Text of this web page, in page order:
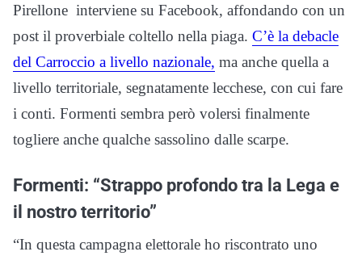
Pirellone interviene su Facebook, affondando con un
post il proverbiale coltello nella piaga. C’è la debacle
del Carroccio a livello nazionale, ma anche quella a
livello territoriale, segnatamente lecchese, con cui fare
i conti. Formenti sembra però volersi finalmente
togliere anche qualche sassolino dalle scarpe.
Formenti: “Strappo profondo tra la Lega e
il nostro territorio”
“In questa campagna elettorale ho riscontrato uno